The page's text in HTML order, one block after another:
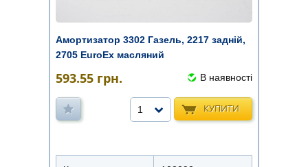
Амортизатор 3302 Газель, 2217 задній,
2705 EuroEx масляний
593.55 грн. В наявності
КУПИТИ
1